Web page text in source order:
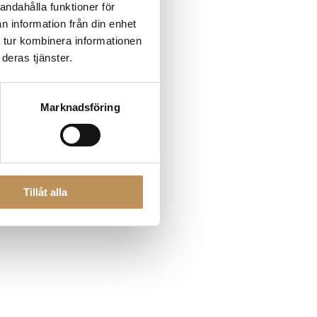
funktioner för
information från din enhet
kombinera informationen
tjänster.
Marknadsföring
Tillåt alla
information).